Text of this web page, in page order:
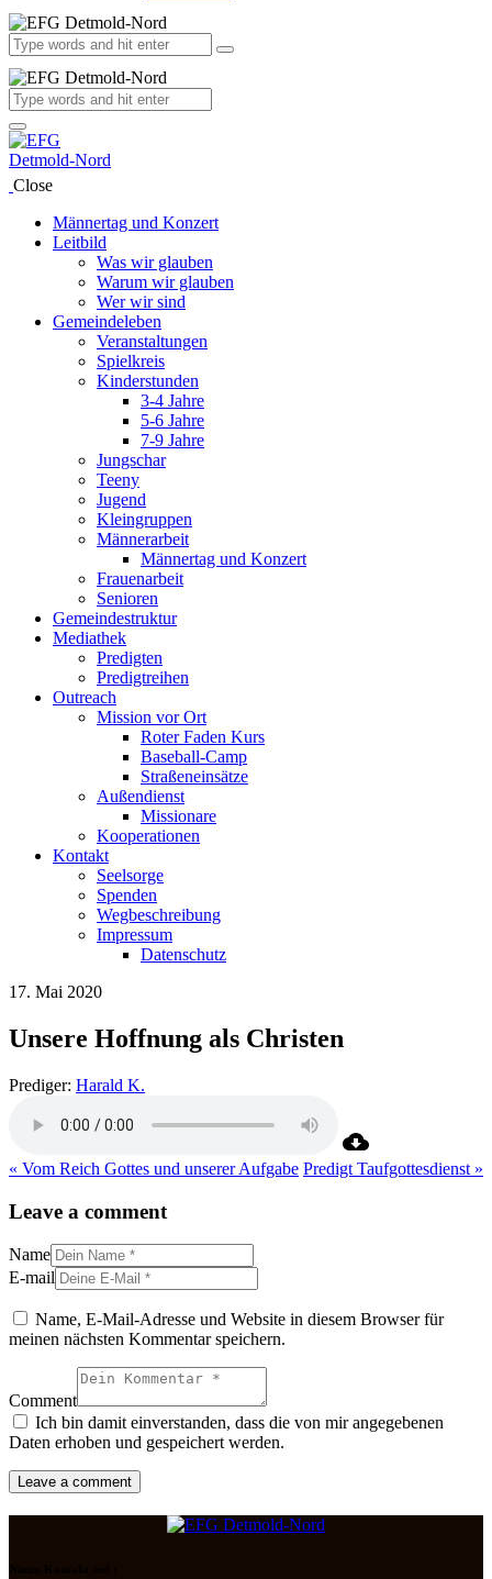
Close
Männertag und Konzert
Leitbild
Was wir glauben
Warum wir glauben
Wer wir sind
Gemeindeleben
Veranstaltungen
Spielkreis
Kinderstunden
3-4 Jahre
5-6 Jahre
7-9 Jahre
Jungschar
Teeny
Jugend
Kleingruppen
Männerarbeit
Männertag und Konzert
Frauenarbeit
Senioren
Gemeindestruktur
Mediathek
Predigten
Predigtreihen
Outreach
Mission vor Ort
Roter Faden Kurs
Baseball-Camp
Straßeneinsätze
Außendienst
Missionare
Kooperationen
Kontakt
Seelsorge
Spenden
Wegbeschreibung
Impressum
Datenschutz
17. Mai 2020
Unsere Hoffnung als Christen
Prediger: Harald K.
« Vom Reich Gottes und unserer Aufgabe Predigt Taufgottesdienst »
Leave a comment
Name
E-mail
Name, E-Mail-Adresse und Website in diesem Browser für
meinen nächsten Kommentar speichern.
Comment
Ich bin damit einverstanden, dass die von mir angegebenen
Daten erhoben und gespeichert werden.